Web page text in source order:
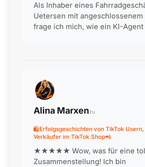
Als Inhaber eines
Uetersen mit
frage ich mich, wie ein KI-Agent
Alina Marxenzu
🛍️Erfolgsgeschichten von TikTok Usern,
Verkäufer im TikTok Shop📲
★★★★★ Wow, was für eine
Zusammenstellung! Ich bin